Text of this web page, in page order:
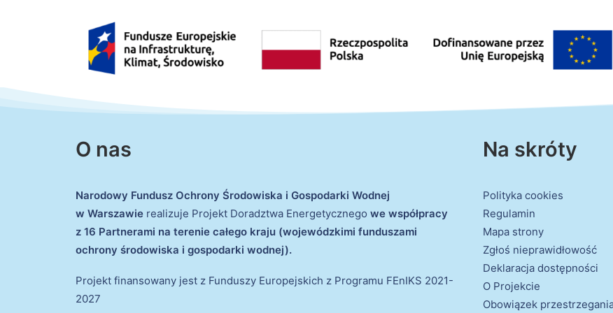
O nas
Narodowy Fundusz Ochrony Środowiska i Gospodarki Wodnej
w Warszawie realizuje Projekt Doradztwa Energetycznego we współpracy
z 16 Partnerami na terenie całego kraju (wojewódzkimi funduszami
ochrony środowiska i gospodarki wodnej).
Projekt finansowany jest z Funduszy Europejskich z Programu FEnIKS 2021-
2027
Na skróty
Polityka cookies
Regulamin
Mapa strony
Zgłoś nieprawidłowość
Deklaracja dostępności
O Projekcie
Obowiązek